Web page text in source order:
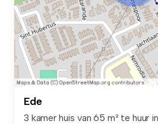
Ede
3 kamer huis van 65 m² te huur